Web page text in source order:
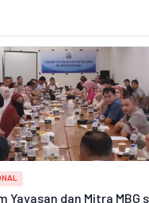
Yayasan dan Mitra MBG